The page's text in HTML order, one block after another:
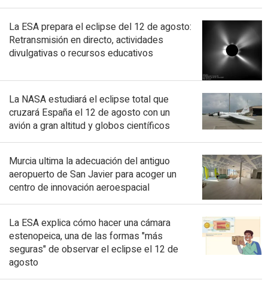
La ESA prepara el eclipse del 12 de agosto:
Retransmisión en directo, actividades
divulgativas o recursos educativos
La NASA estudiará el eclipse total que
cruzará España el 12 de agosto con un
avión a gran altitud y globos científicos
Murcia ultima la adecuación del antiguo
aeropuerto de San Javier para acoger un
centro de innovación aeroespacial
La ESA explica cómo hacer una cámara
estenopeica, una de las formas "más
seguras" de observar el eclipse el 12 de
agosto